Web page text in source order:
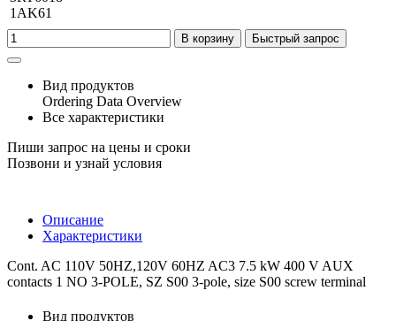
В корзину Быстрый запрос
Вид продуктов
Ordering Data Overview
Все характеристики
Пиши запрос на цены и сроки
Позвони и узнай условия
Описание
Характеристики
Cont. AC 110V 50HZ,120V 60HZ AC3 7.5 kW 400 V AUX
contacts 1 NO 3-POLE, SZ S00 3-pole, size S00 screw terminal
Вид продуктов